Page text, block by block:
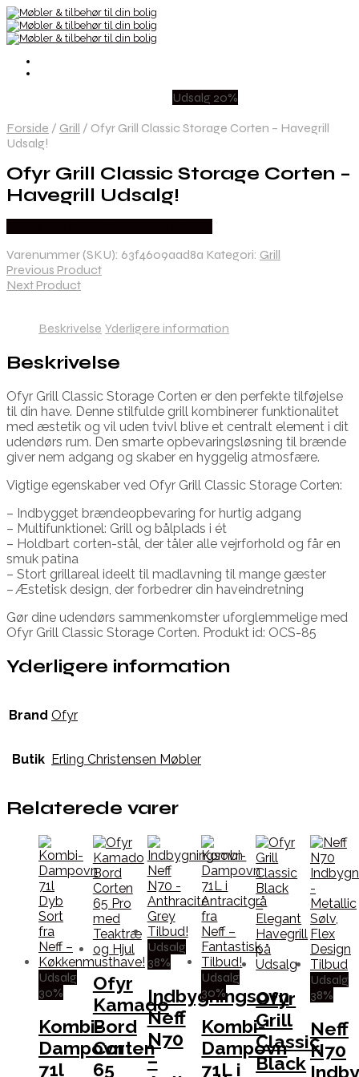
Udsalg 20%
Forside / Grill / Ofyr Grill Classic Storage Corten – Havegrill
Udsalg!
Ofyr Grill Classic Storage Corten –
Havegrill Udsalg!
Varenummer (SKU): 63f4609aad8a Kategori: Grill
Previous Product
Next Product
Beskrivelse Yderligere information
Beskrivelse
Ofyr Grill Classic Storage Corten er den perfekte tilføjelse
til din have. Denne stilfulde grill kombinerer funktionalitet
med æstetik og vil uden tvivl blive et centralt element i dit
udendørs rum. Den smarte opbevaringsløsning til brænde
giver nem adgang og skaber en hyggelig atmosfære.
Vigtige egenskaber ved Ofyr Grill Classic Storage Corten:
– Indbygget brændeopbevaring for hurtig adgang
– Multifunktionel: Grill og bålplads i ét
– Holdbart corten-stål, der tåler alle vejrforhold og får en
smuk patina
– Stort grillareal ideelt til madlavning til mange gæster
– Æstetisk design, der forbedrer din haveindretning
Gør dine udendørs sammenkomster uforglemmelige med
Ofyr Grill Classic Storage Corten. Produkt id: OCS-85
Yderligere information
Brand Ofyr
Butik Erling Christensen Møbler
Relaterede varer
Udsalg
30%
Kombi-
Dampovn
71l
Ofyr
Kamado
Bord
Corten
65
Udsalg
38%
Indbygningsovn
Neff
N70
–
Udsalg
30%
Kombi-
Dampovn
71L i
Ofyr
Grill
Classic
Black
Udsalg
38%
Neff
N70